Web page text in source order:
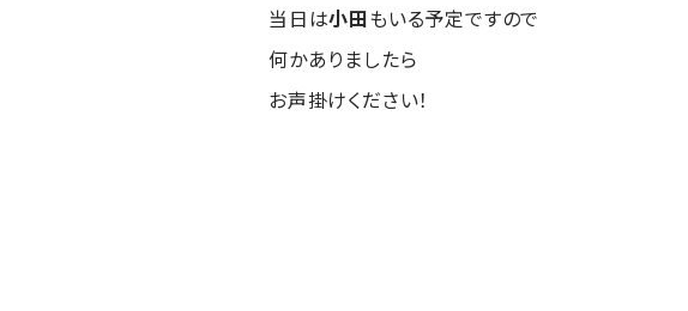
当日は小田もいる予定ですので
何かありましたら
お声掛けください！